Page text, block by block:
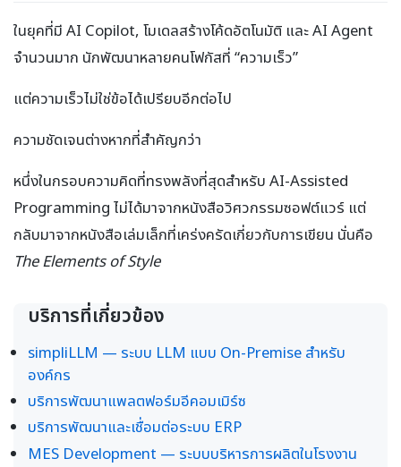
ในยุคที่มี AI Copilot, โมเดลสร้างโค้ดอัตโนมัติ และ AI Agent
จำนวนมาก นักพัฒนาหลายคนโฟกัสที่ “ความเร็ว”
แต่ความเร็วไม่ใช่ข้อได้เปรียบอีกต่อไป
ความชัดเจนต่างหากที่สำคัญกว่า
หนึ่งในกรอบความคิดที่ทรงพลังที่สุดสำหรับ AI-Assisted
Programming ไม่ได้มาจากหนังสือวิศวกรรมซอฟต์แวร์ แต่
กลับมาจากหนังสือเล่มเล็กที่เคร่งครัดเกี่ยวกับการเขียน นั่นคือ
The Elements of Style
บริการที่เกี่ยวข้อง
simpliLLM — ระบบ LLM แบบ On-Premise สำหรับ
องค์กร
บริการพัฒนาแพลตฟอร์มอีคอมเมิร์ซ
บริการพัฒนาและเชื่อมต่อระบบ ERP
MES Development — ระบบบริหารการผลิตในโรงงาน